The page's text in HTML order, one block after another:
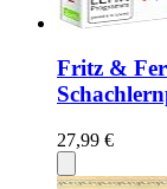
Fritz &
27,99 €